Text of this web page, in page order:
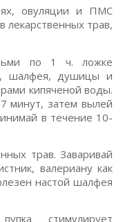
овуляции и ПМС
трав,
по 1 ч. ложке
шалфея, душицы и
кипяченой воды.
минут, затем вылей
в течение 10-
трав. Заваривай
валериану как
настой шалфея
стимулирует